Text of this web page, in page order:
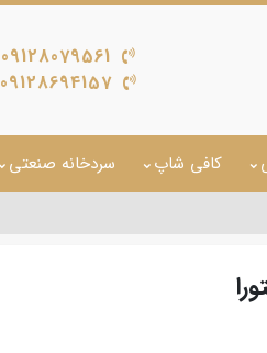
09128079561
09128694157
کافی شاپ سردخانه صنعتی